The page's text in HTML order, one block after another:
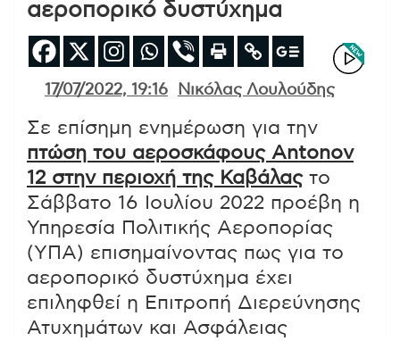
αεροπορικό δυστύχημα
17/07/2022, 19:16 Νικόλας Λουλούδης
Σε επίσημη ενημέρωση για την
πτώση του αεροσκάφους Antonov
12 στην περιοχή της Καβάλαςτο
Σάββατο 16 Ιουλίου 2022 προέβη η
Υπηρεσία Πολιτικής Αεροπορίας
(ΥΠΑ) επισημαίνοντας πως για το
αεροπορικό δυστύχημα έχει
επιληφθεί η Επιτροπή Διερεύνησης
Ατυχημάτων και Ασφάλειας